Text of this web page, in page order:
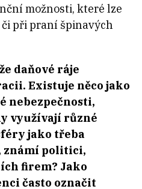
možnosti, které lze
při praní špinavých
daňové ráje
Existuje něco jako
nebezpečnosti,
využívají různé
jako třeba
známí politici,
firem? Jako
často označit